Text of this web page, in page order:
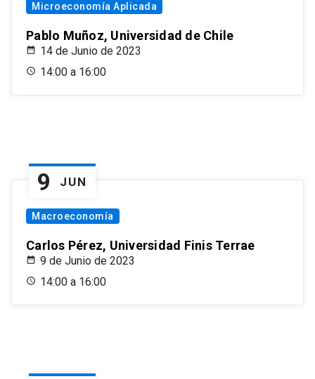
Microeconomía Aplicada
Pablo Muñoz, Universidad de Chile
14 de Junio de 2023
14:00 a 16:00
9 JUN
Macroeconomía
Carlos Pérez, Universidad Finis Terrae
9 de Junio de 2023
14:00 a 16:00